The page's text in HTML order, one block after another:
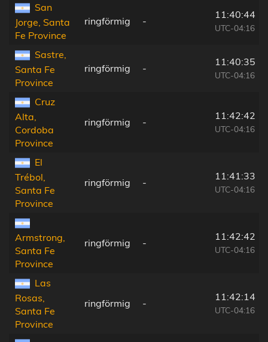
San
Jorge, Santa
Fe Province
ringförmig -
11:40:44
UTC-04:16
Sastre,
Santa Fe
Province
ringförmig -
11:40:35
UTC-04:16
Cruz
Alta,
Cordoba
Province
ringförmig -
11:42:42
UTC-04:16
El
Trébol,
Santa Fe
Province
ringförmig -
11:41:33
UTC-04:16
Armstrong,
Santa Fe
Province
ringförmig -
11:42:42
UTC-04:16
Las
Rosas,
Santa Fe
Province
ringförmig -
11:42:14
UTC-04:16